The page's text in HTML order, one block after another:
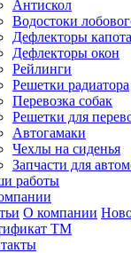
Антискол
Водостоки
Дефлекторы капота
Дефлекторы окон
Рейлинги
Решетки радиатора
Перевозка собак
Решетки для
Автогамаки
Чехлы на сиденья
Запчасти для
работы
О компании
ТМ